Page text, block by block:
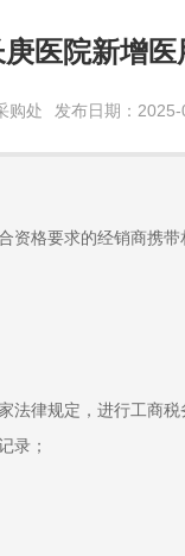
医院新增
购处 发布日期：2025-
资格要求的经销商携
律规定，进行工商
录；